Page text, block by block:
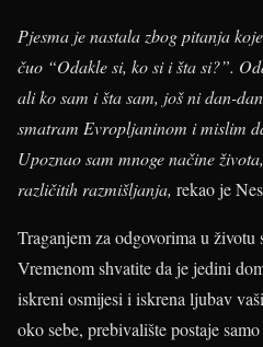
Pjesma je nastala zbog pitanja
čuo “Odakle si, ko si i šta si?”.
ali ko sam i šta sam, još ni dan-
smatram Evropljaninom i mislim
Upoznao sam mnoge načine
različitih razmišljanja, rekao je
Traganjem za odgovorima u životu
Vremenom shvatite da je jedini
iskreni osmijesi i iskrena ljubav
oko sebe, prebivalište postaje